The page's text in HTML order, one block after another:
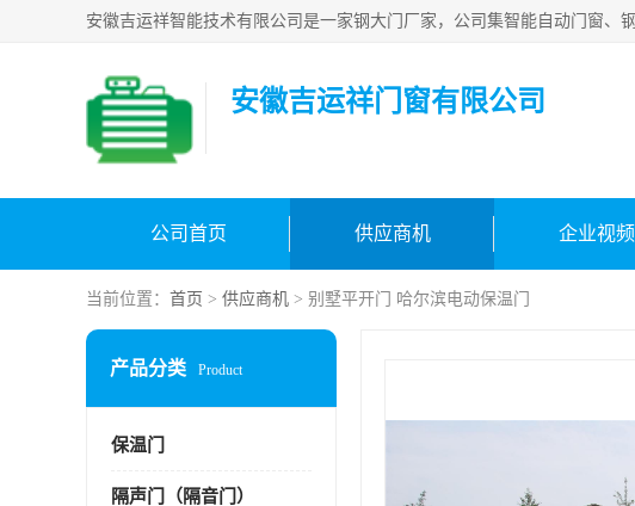
安徽吉运祥门窗有限公司
公司首页 供应商机 企业视频
当前位置： 首页 > 供应商机 > 别墅平开门 哈尔滨电动保温门
产品分类 Product
保温门
隔声门（隔音门）